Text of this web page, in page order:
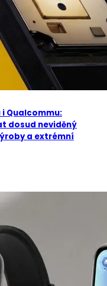
Qualcommu:
dosud neviděný
a extrémní